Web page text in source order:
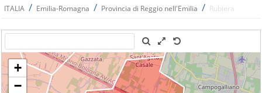
ITALIA / Emilia-Romagna / Provincia di Reggio nell'Emilia / Rubiera